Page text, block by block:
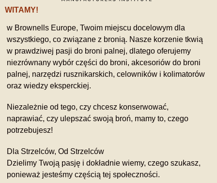
WITAMY!
w Brownells Europe, Twoim miejscu docelowym dla
wszystkiego, co związane z bronią. Nasze korzenie tkwią
w prawdziwej pasji do broni palnej, dlatego oferujemy
niezrównany wybór części do broni, akcesoriów do broni
palnej, narzędzi rusznikarskich, celowników i kolimatorów
oraz wiedzy eksperckiej.
Niezależnie od tego, czy chcesz konserwować,
naprawiać, czy ulepszać swoją broń, mamy to, czego
potrzebujesz!
Dla Strzelców, Od Strzelców
Dzielimy Twoją pasję i dokładnie wiemy, czego szukasz,
ponieważ jesteśmy częścią tej społeczności.